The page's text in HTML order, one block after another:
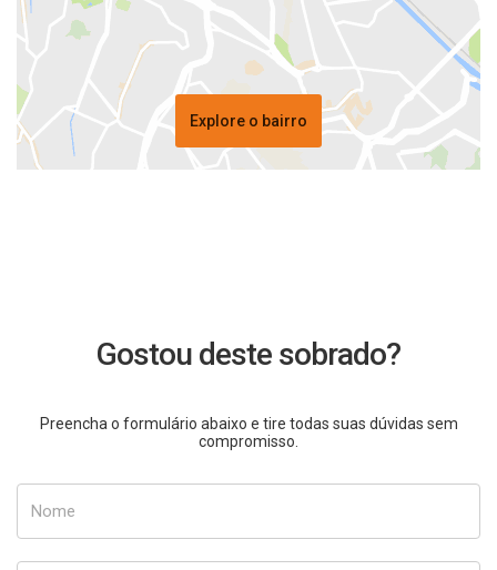
Explore o bairro
Gostou deste sobrado?
Preencha o formulário abaixo e tire todas suas dúvidas sem
compromisso.